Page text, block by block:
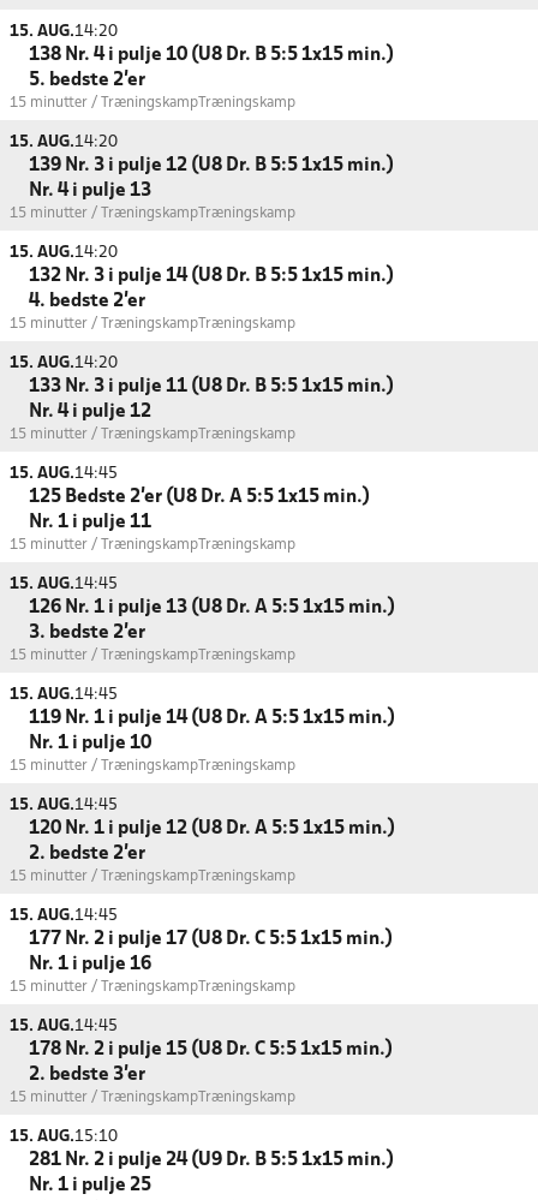
15. AUG.14:20
138 Nr. 4 i pulje 10 (U8 Dr. B 5:5 1x15 min.)
5. bedste 2'er
15 minutter / Træningskamp Træningskamp
15. AUG.14:20
139 Nr. 3 i pulje 12 (U8 Dr. B 5:5 1x15 min.)
Nr. 4 i pulje 13
15 minutter / Træningskamp Træningskamp
15. AUG.14:20
132 Nr. 3 i pulje 14 (U8 Dr. B 5:5 1x15 min.)
4. bedste 2'er
15 minutter / Træningskamp Træningskamp
15. AUG.14:20
133 Nr. 3 i pulje 11 (U8 Dr. B 5:5 1x15 min.)
Nr. 4 i pulje 12
15 minutter / Træningskamp Træningskamp
15. AUG.14:45
125 Bedste 2'er (U8 Dr. A 5:5 1x15 min.)
Nr. 1 i pulje 11
15 minutter / Træningskamp Træningskamp
15. AUG.14:45
126 Nr. 1 i pulje 13 (U8 Dr. A 5:5 1x15 min.)
3. bedste 2'er
15 minutter / Træningskamp Træningskamp
15. AUG.14:45
119 Nr. 1 i pulje 14 (U8 Dr. A 5:5 1x15 min.)
Nr. 1 i pulje 10
15 minutter / Træningskamp Træningskamp
15. AUG.14:45
120 Nr. 1 i pulje 12 (U8 Dr. A 5:5 1x15 min.)
2. bedste 2'er
15 minutter / Træningskamp Træningskamp
15. AUG.14:45
177 Nr. 2 i pulje 17 (U8 Dr. C 5:5 1x15 min.)
Nr. 1 i pulje 16
15 minutter / Træningskamp Træningskamp
15. AUG.14:45
178 Nr. 2 i pulje 15 (U8 Dr. C 5:5 1x15 min.)
2. bedste 3'er
15 minutter / Træningskamp Træningskamp
15. AUG.15:10
281 Nr. 2 i pulje 24 (U9 Dr. B 5:5 1x15 min.)
Nr. 1 i pulje 25